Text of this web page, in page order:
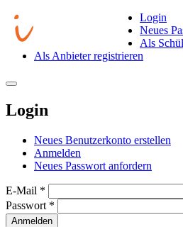
Direkt zum Inhalt
Login
Neues
Als
Als Anbieter registrieren
Toggle
Login
Haupt-Reiter
Neues Benutzerkonto erstellen
Anmelden
Neues Passwort anfordern
E-Mail *
Passwort *
Anmelden